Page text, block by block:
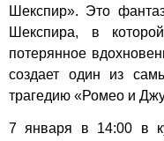
Шекспир». Это
Шекспира, в
потерянное
создает один из
трагедию «Ромео и
7 января в 14:00 в